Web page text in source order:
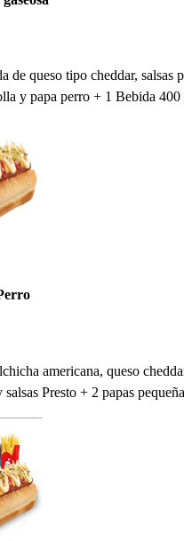
de queso tipo cheddar, salsas
y papa perro + 1 Bebida 400
americana, queso
Presto + 2 papas